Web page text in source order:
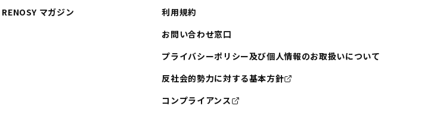
RENOSY マガジン
利用規約
お問い合わせ窓口
プライバシーポリシー及び個人情報のお取扱いについて
反社会的勢力に対する基本方針
コンプライアンス